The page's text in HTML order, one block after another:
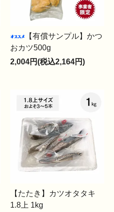
【有償サンプル】かつ
おカツ500g
2,004円(税込2,164円)
【たたき】カツオタタキ
1.8上 1kg